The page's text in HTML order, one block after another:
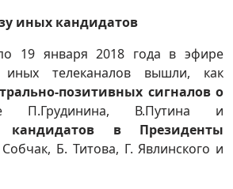
иных кандидатов
19 января 2018 года в эфире
телеканалов вышли, как
позитивных сигналов о
П.Грудинина, В.Путина и
в Президенты
Б. Титова, Г. Явлинского и